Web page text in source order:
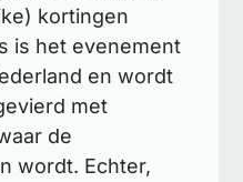
kortingen
is het evenement
en wordt
met
de
wordt. Echter,